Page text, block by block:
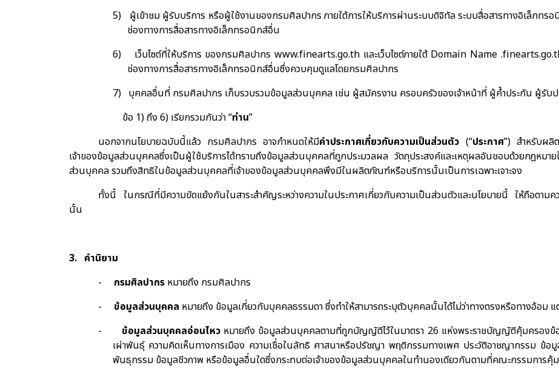
5)
ผู้เข้าชม ผู้รับบริการ หรือผู้ใช้งานของกรมศิลปากร ภายใต้การให้บริการผ่านระบบดิจิทัล ระบบสื่อสารทางอิเล็กท
ช่องทางการสื่อสารทางอิเล็กทรอนิกส์อื่น
6)
เว็บไซต์ที่ให้บริการ ของกรมศิลปากร www.finearts.go.th และเว็บไซต์ภายใต้ Domain Name
ช่องทางการสื่อสารทางอิเล็กทรอนิกส์อื่นซึ่งควบคุมดูแลโดยกรมศิลปากร
7) บุคคลอื่นที่ กรมศิลปากร เก็บรวบรวมข้อมูลส่วนบุคคล เช่น ผู้สมัครงาน ครอบครัวของเจ้าหน้าที่ ผู้ค้ำประกัน ผู้รับ
ข้อ 1)ถึง6) เรียกรวมกันว่า “ท่าน”
นอกจากนโยบายฉบับนี้แล้ว กรมศิลปากร อาจกำหนดให้มีคำประกาศเกี่ยวกับความเป็นส่วนตัว (“ประกาศ”) สำหรับผลิ
เจ้าของข้อมูลส่วนบุคคลซึ่งเป็นผู้ใช้บริการได้ทราบถึงข้อมูลส่วนบุคคลที่ถูกประมวลผล วัตถุประสงค์และเหตุผลอันชอบด้วยกฎหมาย
ส่วนบุคคล รวมถึงสิทธิในข้อมูลส่วนบุคคลที่เจ้าของข้อมูลส่วนบุคคลพึงมีในผลิตภัณฑ์หรือบริการนั้นเป็นการเฉพาะเจาะจง
ทั้งนี้ ในกรณีที่มีความขัดแย้งกันในสาระสำคัญระหว่างความในประกาศเกี่ยวกับความเป็นส่วนตัวและนโยบายนี้ ให้ถือตามค
นั้น
3. คำนิยาม
-
กรมศิลปากร หมายถึง กรมศิลปากร
-
ข้อมูลส่วนบุคคล หมายถึง ข้อมูลเกี่ยวกับบุคคลธรรมดา ซึ่งทำให้สามารถระบุตัวบุคคลนั้นได้ไม่ว่าทางตรงหรือทางอ้อม
-
ข้อมูลส่วนบุคคลอ่อนไหว หมายถึง ข้อมูลส่วนบุคคลตามที่ถูกบัญญัติไว้ในมาตรา 26 แห่งพระราชบัญญัติคุ้มครอง
เผ่าพันธุ์ ความคิดเห็นทางการเมือง ความเชื่อในลัทธิ ศาสนาหรือปรัชญา พฤติกรรมทางเพศ ประวัติอาชญากรรม ข้
พันธุกรรม ข้อมูลชีวภาพ หรือข้อมูลอื่นใดซึ่งกระทบต่อเจ้าของข้อมูลส่วนบุคคลในทำนองเดียวกันตามที่คณะกรรมการ